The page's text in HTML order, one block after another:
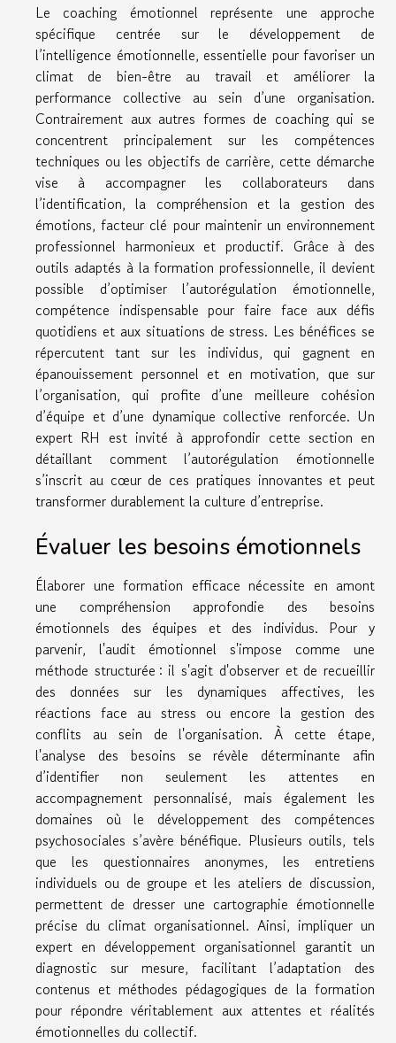
Le coaching émotionnel représente une approche
spécifique centrée sur le développement de
l’intelligence émotionnelle, essentielle pour favoriser un
climat de bien-être au travail et améliorer la
performance collective au sein d’une organisation.
Contrairement aux autres formes de coaching qui se
concentrent principalement sur les compétences
techniques ou les objectifs de carrière, cette démarche
vise à accompagner les collaborateurs dans
l’identification, la compréhension et la gestion des
émotions, facteur clé pour maintenir un environnement
professionnel harmonieux et productif. Grâce à des
outils adaptés à la formation professionnelle, il devient
possible d’optimiser l’autorégulation émotionnelle,
compétence indispensable pour faire face aux défis
quotidiens et aux situations de stress. Les bénéfices se
répercutent tant sur les individus, qui gagnent en
épanouissement personnel et en motivation, que sur
l’organisation, qui profite d’une meilleure cohésion
d’équipe et d’une dynamique collective renforcée. Un
expert RH est invité à approfondir cette section en
détaillant comment l’autorégulation émotionnelle
s’inscrit au cœur de ces pratiques innovantes et peut
transformer durablement la culture d’entreprise.
Évaluer les besoins émotionnels
Élaborer une formation efficace nécessite en amont
une compréhension approfondie des besoins
émotionnels des équipes et des individus. Pour y
parvenir, l'audit émotionnel s'impose comme une
méthode structurée : il s'agit d'observer et de recueillir
des données sur les dynamiques affectives, les
réactions face au stress ou encore la gestion des
conflits au sein de l'organisation. À cette étape,
l'analyse des besoins se révèle déterminante afin
d’identifier non seulement les attentes en
accompagnement personnalisé, mais également les
domaines où le développement des compétences
psychosociales s’avère bénéfique. Plusieurs outils, tels
que les questionnaires anonymes, les entretiens
individuels ou de groupe et les ateliers de discussion,
permettent de dresser une cartographie émotionnelle
précise du climat organisationnel. Ainsi, impliquer un
expert en développement organisationnel garantit un
diagnostic sur mesure, facilitant l’adaptation des
contenus et méthodes pédagogiques de la formation
pour répondre véritablement aux attentes et réalités
émotionnelles du collectif.